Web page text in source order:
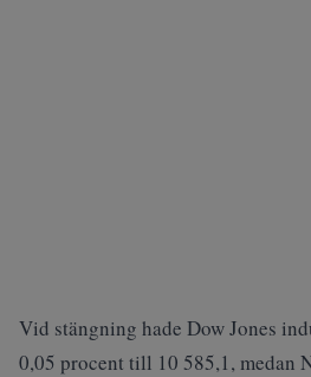
Vid stängning hade Dow Jones
0,05 procent till 10 585,1, medan